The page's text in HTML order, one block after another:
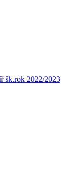
šk.rok 2022/2023